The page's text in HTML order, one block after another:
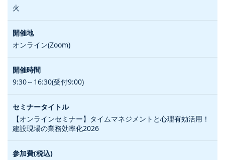
火
オンライン(Zoom)
9:30～16:30(受付9:00)
【オンラインセミナー】タイムマネジメントと心理有効活用！
建設現場の業務効率化2026